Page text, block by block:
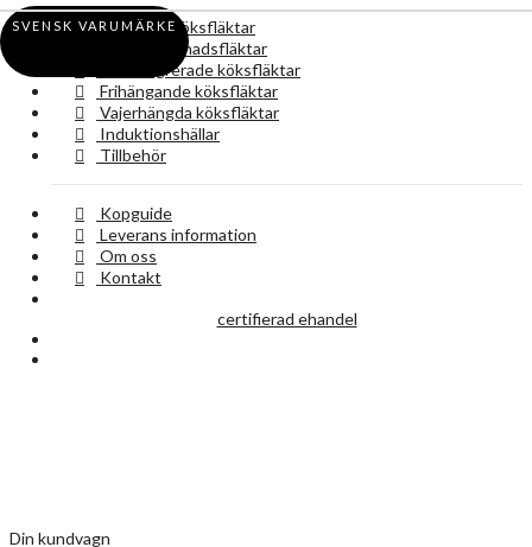
Vägghängda köksfläktar
Underbyggnadsfläktar
Takintegrerade köksfläktar
Frihängande köksfläktar
Vajerhängda köksfläktar
Induktionshällar
Tillbehör
Kopguide
Leverans information
Om oss
Kontakt
certifierad ehandel
Din kundvagn
SVENSK VARUMÄRKE